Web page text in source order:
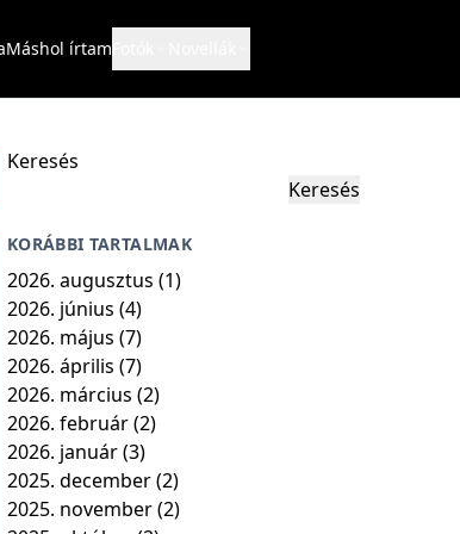
Máshol írtam
Keresés
Keresés
KORÁBBI TARTALMAK
2026. augusztus (1)
2026. június (4)
2026. május (7)
2026. április (7)
2026. március (2)
2026. február(2)
2026. január(3)
2025. december(2)
2025. november(2)